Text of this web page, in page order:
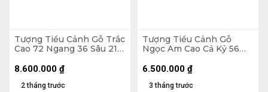
Tượng Tiểu Cảnh Gỗ Trắc
Cao 72 Ngang 36 Sâu 21
2 tháng trước
8.600.000 ₫
Tượng Tiểu Cảnh Gỗ
Ngọc Am Cao Cả Kỷ 56
Kỷ Cao 10
3 tháng trước
6.500.000 ₫